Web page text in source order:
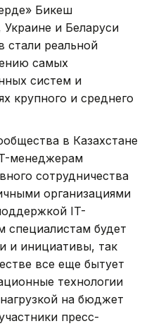
Бикеш
и Беларуси
стали реальной
самых
систем и
крупного и среднего
в Казахстане
менеджерам
сотрудничества
организациями
IT-
специалистам будет
и инициативы, так
все еще бытует
технологии
на бюджет
пресс-